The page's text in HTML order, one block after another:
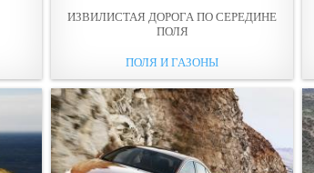
ИЗВИЛИСТАЯ ДОРОГА ПО СЕРЕДИНЕ
ПОЛЯ
ПОЛЯ И ГАЗОНЫ